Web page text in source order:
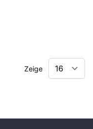
Zeige